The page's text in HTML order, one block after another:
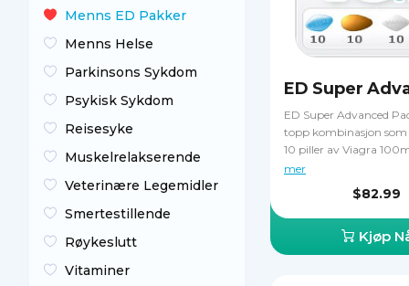
Menns ED Pakker
Menns Helse
Parkinsons Sykdom
Psykisk Sykdom
Reisesyke
Muskelrelakserende
Veterinære Legemidler
Smertestillende
Røykeslutt
Vitaminer
ED Super Advanced
topp kombinasjon som
10 piller av Viagra
10mg, Viagra soft 50mg
uttallige ereksjoner og
til dine seksuelle
mer
$82.99
Kjøp